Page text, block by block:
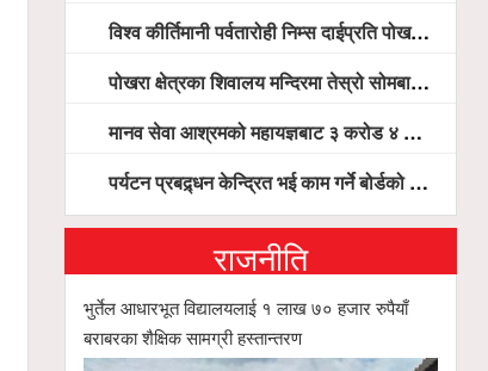
विश्व कीर्तिमानी पर्वतारोही निम्स दाईप्रति पोखरामा श्रद्धाञ्जली, दीप प्रज्वलन गर्दै योगदानको प्रशंसा (भिडियो सहित)
पोखरा क्षेत्रका शिवालय मन्दिरमा तेस्रो सोमबार भक्तजनको बिहानैदेखि घुइँचो
मानव सेवा आश्रमको महायज्ञबाट ३ करोड ४ लाख ५९ हजार बचत, १ करोड ४४ लाख उठ्न बाँकी, विना संचार माध्यम तर प्रचार प्रसारमै भयो १९ लाख खर्च !
पर्यटन प्रबद्र्धन केन्द्रित भई काम गर्ने बोर्डको योजना छः सदस्य पोखरेल, चलिय पोखरालाई थप प्रभावकारी बनाउन होटल संघको माग
राजनीति
भुर्तेल आधारभूत विद्यालयलाई १ लाख ७० हजार रुपैयाँ
बराबरका शैक्षिक सामग्री हस्तान्तरण